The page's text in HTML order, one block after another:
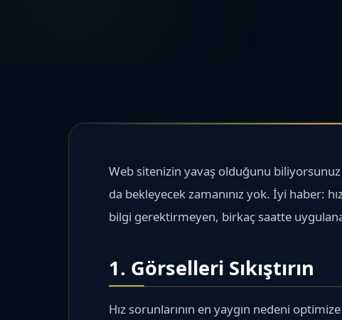
Web sitenizin yavaş olduğunu
da bekleyecek zamanınız yok. İyi haber:
bilgi gerektirmeyen, birkaç saatte
1. Görselleri Sıkıştırın
Hız sorunlarının en yaygın nedeni